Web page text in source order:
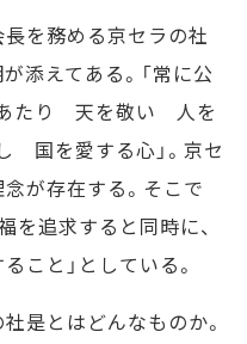
を務める京セラの社
添えてある。「常に公
たり 天を敬い 人を
を愛する心」。京セ
が存在する。そこで
を追求すると同時に、
こと」としている。
是とはどんなものか。